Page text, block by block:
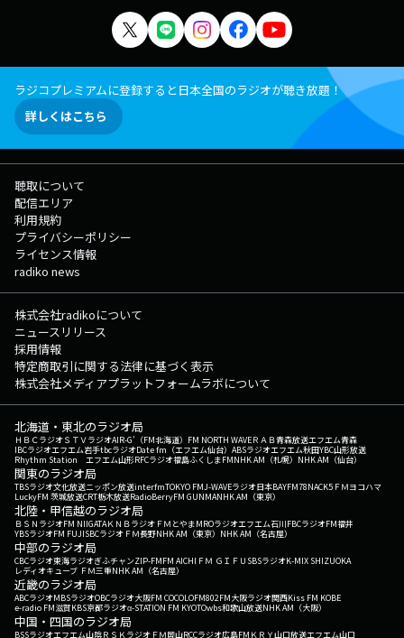
ラジコプレミアムに登録すると日本全国のラジオが聴き放題！
詳しくはこちら
聴取について
配信エリア
利用規約
プライバシーポリシー
ライセンス情報
radiko news
株式会社radikoについて
ニュースリリース
採用情報
特定商取引に関する法律に基づく表示
株式会社メディアプラットフォームラボについて
北海道・東北のラジオ局
ＨＢＣラジオＳＴＶラジオAIR-G'（FM北海道） FM NORTH WAVEＲＡＢ青森放送エフエム青森
IBCラジオエフエム岩手tbcラジオDate fm（エフエム仙台） ABSラジオエフエム秋田YBC山形放送
Rhythm Station エフエム山形RFCラジオ福島ふくしまFMNHK AM（札幌） NHK AM（仙台）
関東のラジオ局
TBSラジオ文化放送ニッポン放送interfmTOKYO FMJ-WAVEラジオ日本BAYFM78NACK5 ＦＭヨコハマ
LuckyFM 茨城放送CRT栃木放送RadioBerryFM GUNMANHK AM（東京）
北陸・甲信越のラジオ局
ＢＳＮラジオFM NIIGATAＫＮＢラジオ ＦＭとやまMROラジオエフエム石川FBCラジオFM福井
YBSラジオFM FUJISBCラジオ ＦＭ長野NHK AM（東京） NHK AM（名古屋）
中部のラジオ局
CBCラジオ東海ラジオぎふチャンZIP-FMFM AICHI ＦＭ ＧＩＦＵ SBSラジオK-MIX SHIZUOKA
レディオキューブ ＦＭ三重NHK AM（名古屋）
近畿のラジオ局
ABCラジオMBSラジオOBCラジオ大阪FM COCOLOFM802FM大阪ラジオ関西Kiss FM KOBE
e-radio FM滋賀KBS京都ラジオα-STATION FM KYOTOwbs和歌山放送NHK AM（大阪）
中国・四国のラジオ局
BSSラジオエフエム山陰ＲＳＫラジオ ＦＭ岡山RCCラジオ広島FM ＫＲＹ山口放送エフエム山口